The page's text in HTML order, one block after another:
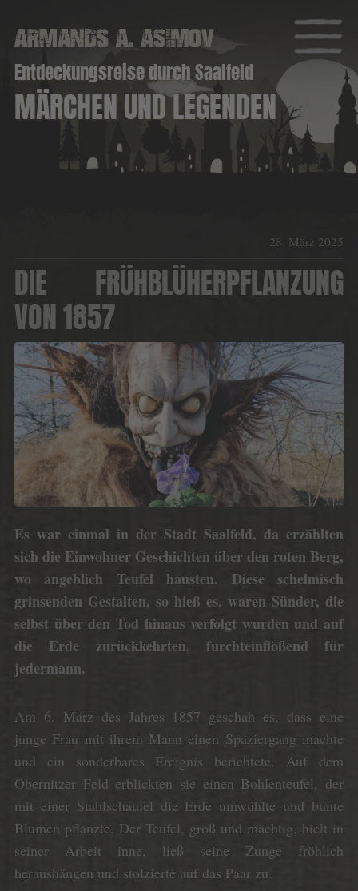
Entdeckungsreise durch Saalfeld
MÄRCHEN UND LEGENDEN
28. März 2025
DIE FRÜHBLÜHERPFLANZUNG
VON 1857
Es war einmal in der Stadt Saalfeld, da erzählten
sich die Einwohner Geschichten über den roten Berg,
wo angeblich Teufel hausten. Diese schelmisch
grinsenden Gestalten, so hieß es, waren Sünder, die
selbst über den Tod hinaus verfolgt wurden und auf
die Erde zurückkehrten, furchteinflößend für
jedermann.
Am 6. März des Jahres 1857 geschah es, dass eine
junge Frau mit ihrem Mann einen Spaziergang machte
und ein sonderbares Ereignis berichtete. Auf dem
Obernitzer Feld erblickten sie einen Bohlenteufel, der
mit einer Stahlschaufel die Erde umwühlte und bunte
Blumen pflanzte. Der Teufel, groß und mächtig, hielt in
seiner Arbeit inne, ließ seine Zunge fröhlich
heraushängen und stolzierte auf das Paar zu.